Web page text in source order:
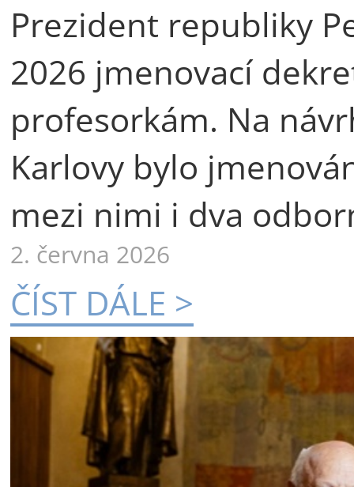
Prezident republiky
2026 jmenovací
profesorkám. Na
Karlovy bylo
mezi nimi i dva
2. června 2026
ČÍST DÁLE >